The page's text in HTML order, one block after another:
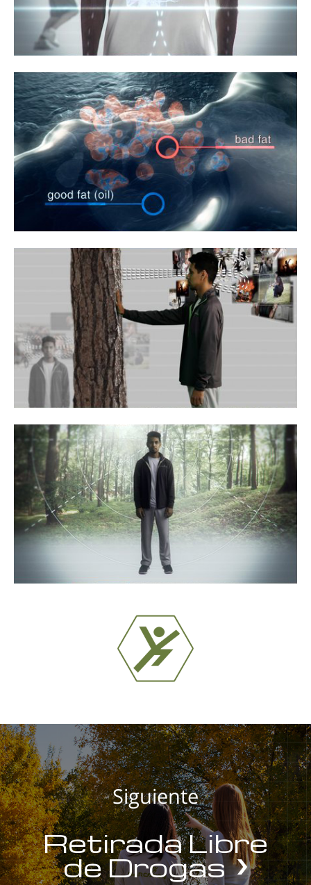
Siguiente
Retirada Libre
de Drogas